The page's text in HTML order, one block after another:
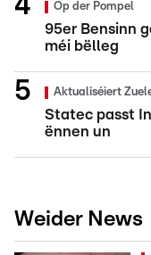
Op der Pompel
95er Bensinn
méi bëlleg
Aktualiséiert
Statec passt
ënnen un
Weider News